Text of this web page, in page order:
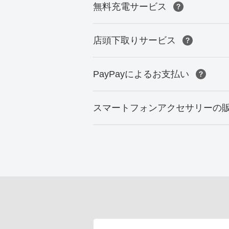
無料充電サービス
店頭下取りサービス
PayPayによるお支払い
スマートフォンアクセサリーの